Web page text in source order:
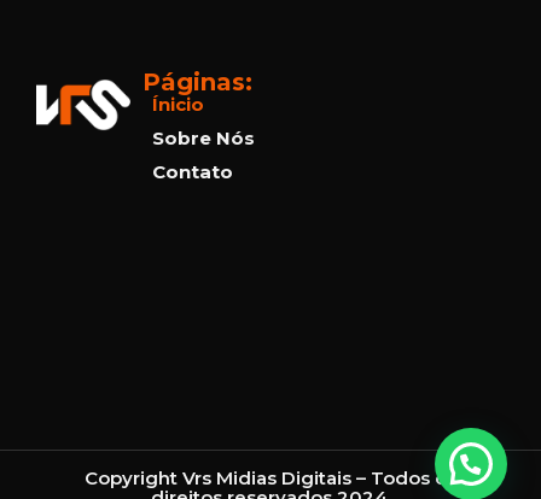
Páginas:
Ínicio
Sobre Nós
Contato
Copyright Vrs Midias Digitais – Todos os